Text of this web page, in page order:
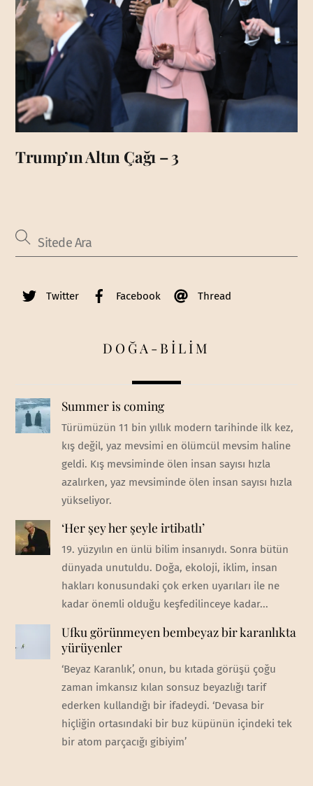
Trump’ın Altın Çağı – 3
Twitter Facebook Thread
DOĞA-BİLİM
Summer is coming
Türümüzün 11 bin yıllık modern tarihinde ilk kez,
kış değil, yaz mevsimi en ölümcül mevsim haline
geldi. Kış mevsiminde ölen insan sayısı hızla
azalırken, yaz mevsiminde ölen insan sayısı hızla
yükseliyor.
‘Her şey her şeyle irtibatlı’
19. yüzyılın en ünlü bilim insanıydı. Sonra bütün
dünyada unutuldu. Doğa, ekoloji, iklim, insan
hakları konusundaki çok erken uyarıları ile ne
kadar önemli olduğu keşfedilinceye kadar...
Ufku görünmeyen bembeyaz bir karanlıkta
yürüyenler
‘Beyaz Karanlık’, onun, bu kıtada görüşü çoğu
zaman imkansız kılan sonsuz beyazlığı tarif
ederken kullandığı bir ifadeydi. ‘Devasa bir
hiçliğin ortasındaki bir buz küpünün içindeki tek
bir atom parçacığı gibiyim’